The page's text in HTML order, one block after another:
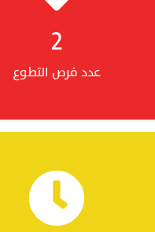
2
عدد فرص التطوع